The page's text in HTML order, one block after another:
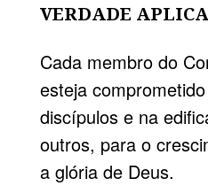
VERDADE
Cada membro do
esteja
discípulos e na
outros, para o
a glória de Deus.